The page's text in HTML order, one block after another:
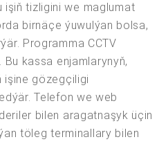
işiň tizligini we maglumat
birnäçe ýuwulýan bolsa,
Programma CCTV
kassa enjamlarynyň,
işine gözegçiligi
Telefon we web
bilen aragatnaşyk üçin
töleg terminallary bilen